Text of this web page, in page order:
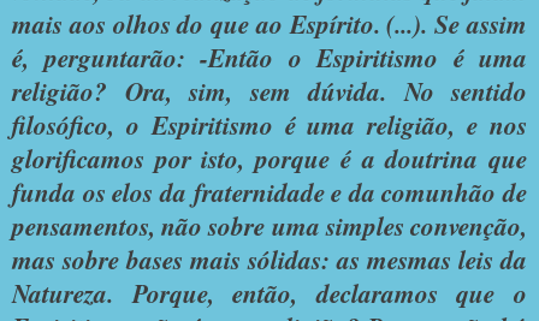
mais aos olhos do que ao Espírito. (...). Se assim
é, perguntarão: -Então o Espiritismo é uma
religião? Ora, sim, sem dúvida. No sentido
filosófico, o Espiritismo é uma religião, e nos
glorificamos por isto, porque é a doutrina que
funda os elos da fraternidade e da comunhão de
pensamentos, não sobre uma simples convenção,
mas sobre bases mais sólidas: as mesmas leis da
Natureza. Porque, então, declaramos que o